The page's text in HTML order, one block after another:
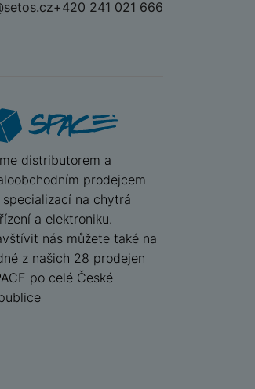
+420 241 021 666
distributorem a
prodejcem
specializací na chytrá
a elektroniku.
nás můžete také na
z našich 28 prodejen
po celé České